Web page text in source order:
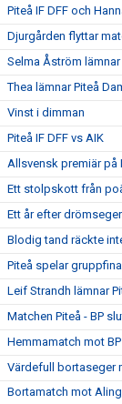
Piteå IF DFF och
Djurgården flyttar
Selma Åström
Thea lämnar Piteå
Vinst i dimman
Piteå IF DFF vs AIK
Allsvensk premiär på
Ett stolpskott från
Ett år efter
Blodig tand räckte
Piteå spelar
Leif Strandh lämnar
Matchen Piteå - BP
Hemmamatch mot
Värdefull bortaseger
Bortamatch mot